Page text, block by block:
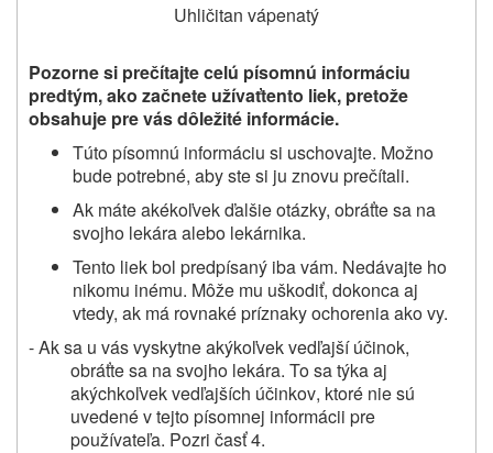
Uhličitan vápenatý
Pozorne si prečítajte celú písomnú informáciu
predtým, ako začnete užívaťtento liek, pretože
obsahuje pre vás dôležité informácie.
Túto písomnú informáciu si uschovajte. Možno
bude potrebné, aby ste si ju znovu prečítali.
Ak máte akékoľvek ďalšie otázky, obráťte sa na
svojho lekáraalebo lekárnika.
Tento liek bol predpísaný iba vám. Nedávajte ho
nikomu inému. Môže mu uškodiť, dokonca aj
vtedy, ak má rovnaké príznakyochoreniaako vy.
- Aksa u vás vyskytneakýkoľvek vedľajší účinok,
obráťte sa na svojho lekára. To sa týka aj
akýchkoľvek vedľajších účinkov, ktoré nie sú
uvedené v tejto písomnej informácii pre
používateľa. Pozri časť 4.